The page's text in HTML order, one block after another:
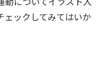
ェックしてみてはいか